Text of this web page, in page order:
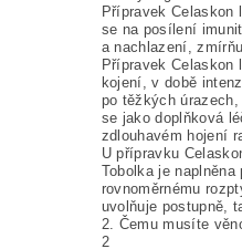
Přípravek
se na posílení
a nachlazení,
Přípravek
kojení, v době
po těžkých
se jako doplňková
zdlouhavém hojení
U přípravku
Tobolka je
rovnoměrnému
uvolňuje postupně,
2. Čemu musíte
2